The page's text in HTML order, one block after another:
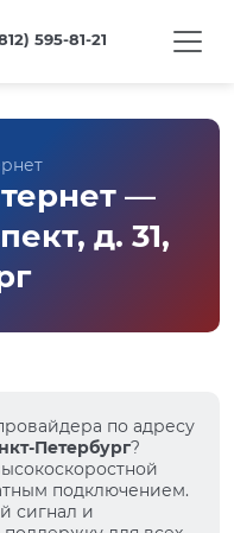
595-81-21
—
д. 31,
по адресу
Петербург?
подключением.
сигнал и